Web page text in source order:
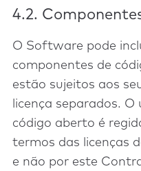
4.2.
O Software pode
componentes de
estão sujeitos aos
licença separados.
código aberto é
termos das licenças
e não por este